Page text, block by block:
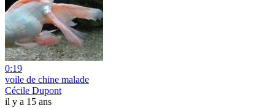
0:19
voile de chine malade
Cécile Dupont
il y a 15 ans